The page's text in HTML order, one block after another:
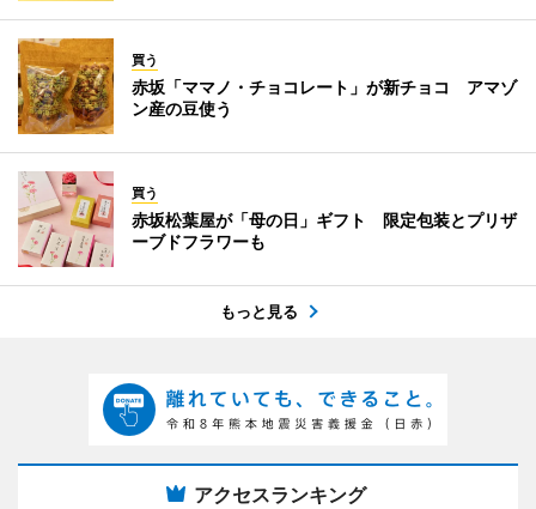
買う
赤坂「ママノ・チョコレート」が新チョコ アマゾ
ン産の豆使う
買う
赤坂松葉屋が「母の日」ギフト 限定包装とプリザ
ーブドフラワーも
もっと見る
アクセスランキング